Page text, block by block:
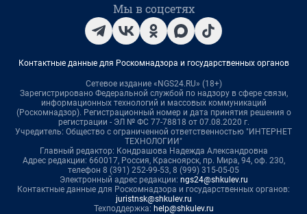
Мы в соцсетях
Контактные данные для Роскомнадзора и государственных органов
Сетевое издание «NGS24.RU» (18+)
Зарегистрировано Федеральной службой по надзору в сфере связи,
информационных технологий и массовых коммуникаций
(Роскомнадзор). Регистрационный номер и дата принятия решения о
регистрации - ЭЛ № ФС 77-78818 от 07.08.2020 г.
Учредитель: Общество с ограниченной ответственностью "ИНТЕРНЕТ
ТЕХНОЛОГИИ"
Главный редактор: Кондрашова Надежда Александровна
Адрес редакции: 660017, Россия, Красноярск, пр. Мира, 94, оф. 230,
телефон 8 (391) 252-99-53, 8 (999) 315-05-05
Электронный адрес редакции: ngs24@shkulev.ru
Контактные данные для Роскомнадзора и государственных органов:
juristnsk@shkulev.ru
Техподдержка: help@shkulev.ru